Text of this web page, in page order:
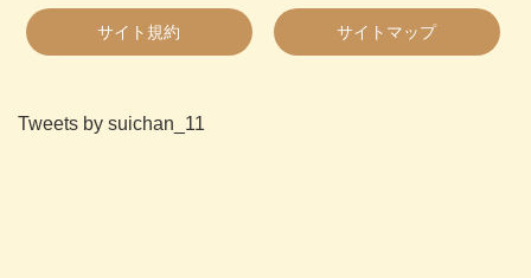
サイト規約 サイトマップ
Tweets by suichan_11